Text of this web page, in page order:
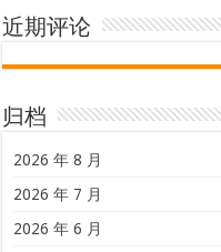
近期评论
归档
2026 年 8 月
2026 年 7 月
2026 年 6 月